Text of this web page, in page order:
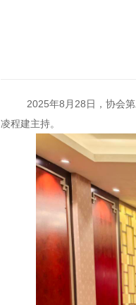
2025年8 月 28日，协会
凌程建主持。